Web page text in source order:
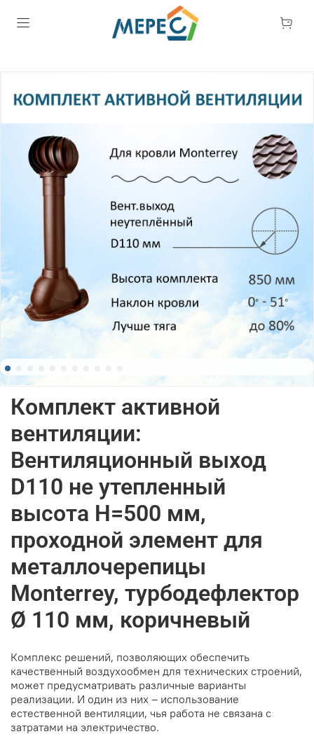
Комплект активной
вентиляции:
Вентиляционный выход
D110 не утепленный
высота H=500 мм,
проходной элемент для
металлочерепицы
Monterrey, турбодефлектор
Ø 110 мм, коричневый
Комплекс решений, позволяющих обеспечить
качественный воздухообмен для технических строений,
может предусматривать различные варианты
реализации. И один из них – использование
естественной вентиляции, чья работа не связана с
затратами на электричество.